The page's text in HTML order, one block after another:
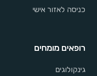
כניסה לאזור אישי
רופאים מומחים
גינקולוגים